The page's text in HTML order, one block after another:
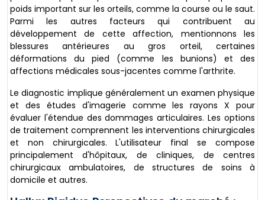
poids important sur les orteils, comme la course ou le saut.
Parmi les autres facteurs qui contribuent au
développement de cette affection, mentionnons les
blessures antérieures au gros orteil, certaines
déformations du pied (comme les bunions) et des
affections médicales sous-jacentes comme l'arthrite.
Le diagnostic implique généralement un examen physique
et des études d'imagerie comme les rayons X pour
évaluer l'étendue des dommages articulaires. Les options
de traitement comprennent les interventions chirurgicales
et non chirurgicales. L'utilisateur final se compose
principalement d'hôpitaux, de cliniques, de centres
chirurgicaux ambulatoires, de structures de soins à
domicile et autres.